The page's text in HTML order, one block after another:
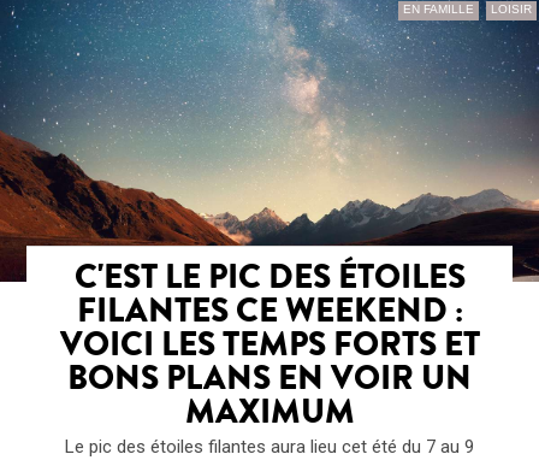
EN FAMILLE LOISIR
C'EST LE PIC DES ÉTOILES
FILANTES CE WEEKEND :
VOICI LES TEMPS FORTS ET
BONS PLANS EN VOIR UN
MAXIMUM
Le pic des étoiles filantes aura lieu cet été du 7 au 9